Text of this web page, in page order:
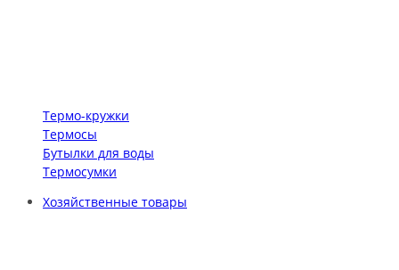
Термо-кружки
Термосы
Бутылки для воды
Термосумки
Хозяйственные товары